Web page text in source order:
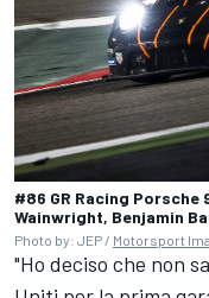
#86 GR Racing Porsche
Wainwright, Benjamin
Photo by: JEP / Motorsport
"Ho deciso che non